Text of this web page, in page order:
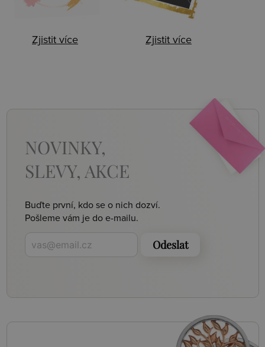
Zjistit více Zjistit více
NOVINKY,
SLEVY, AKCE
Buďte první, kdo se o nich dozví.
Pošleme vám je do e-mailu.
Odeslat